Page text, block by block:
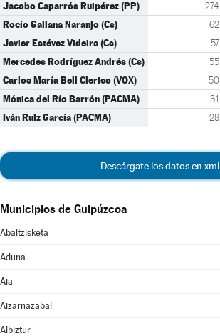
Jacobo Caparrós Ruipérez (PP) 274
Rocío Galiana Naranjo (Cs) 62
Javier Estévez Videira (Cs) 57
Mercedes Rodríguez Andrés (Cs) 55
Carlos María Bell Clerico (VOX) 50
Mónica del Río Barrón (PACMA) 31
Iván Ruiz García (PACMA) 28
Descárgate los datos en xml
Municipios de Guipúzcoa
Abaltzisketa
Aduna
Aia
Aizarnazabal
Albiztur